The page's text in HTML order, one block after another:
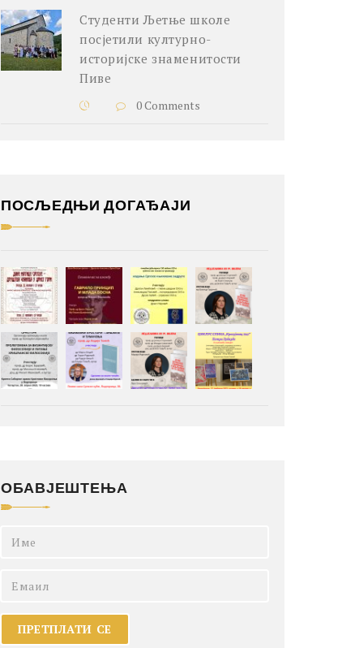
Студенти Љетње школе
посјетили културно-
историјске знаменитости
Пиве
0 Comments
ПОСЉЕДЊИ ДОГАЂАЈИ
ОБАВЈЕШТЕЊА